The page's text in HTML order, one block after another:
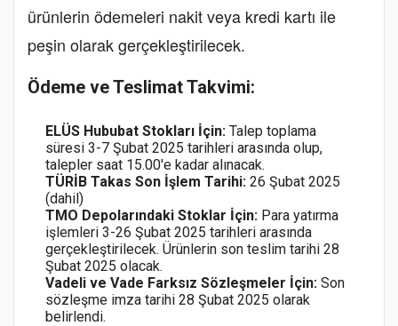
ürünlerin ödemeleri nakit veya kredi kartı ile
peşin olarak gerçekleştirilecek.
Ödeme ve Teslimat Takvimi:
ELÜS Hububat Stokları İçin: Talep toplama
süresi 3-7 Şubat 2025 tarihleri arasında olup,
talepler saat 15.00'e kadar alınacak.
TÜRİB Takas Son İşlem Tarihi: 26 Şubat 2025
(dahil)
TMO Depolarındaki Stoklar İçin: Para yatırma
işlemleri 3-26 Şubat 2025 tarihleri arasında
gerçekleştirilecek. Ürünlerin son teslim tarihi 28
Şubat 2025 olacak.
Vadeli ve Vade Farksız Sözleşmeler İçin: Son
sözleşme imza tarihi 28 Şubat 2025 olarak
belirlendi.